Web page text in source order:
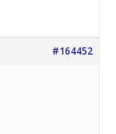
#164452